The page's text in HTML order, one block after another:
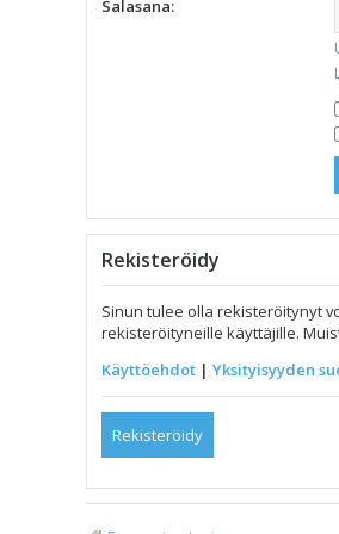
Salasana:
Rekisteröidy
Sinun tulee olla rekisteröitynyt
rekisteröityneille käyttäjille.
Käyttöehdot | Yksityisyyden
Rekisteröidy